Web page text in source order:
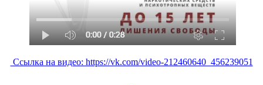
Ссылка на видео: https://vk.com/video-212460640_456239051